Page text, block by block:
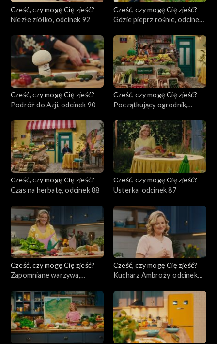
Cześć, czy mogę Cię zjeść?
Niezłe ziółko, odcinek 92
Cześć, czy mogę Cię zjeść?
Gdzie pieprz rośnie, odcinek
Cześć, czy mogę Cię zjeść?
Podróż do Azji, odcinek 90
Cześć, czy mogę Cię zjeść?
Początkujący ogrodnik,
Cześć, czy mogę Cię zjeść?
Czas na herbatę, odcinek 88
Cześć, czy mogę Cię zjeść?
Usterka, odcinek 87
Cześć, czy mogę Cię zjeść?
Zapomniane warzywa,
Cześć, czy mogę Cię zjeść?
Kucharz Ambroży, odcinek